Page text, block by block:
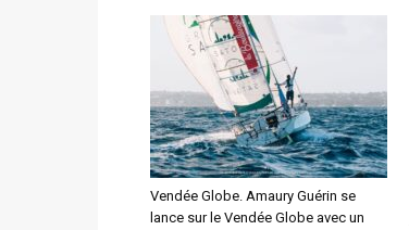
Vendée Globe. Amaury Guérin se
lance sur le Vendée Globe avec un